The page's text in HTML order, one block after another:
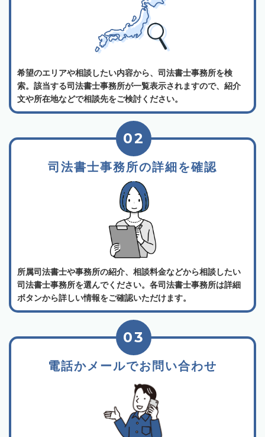
希望のエリアや相談したい内容から、司法書士事務所を検
索。該当する司法書士事務所が一覧表示されますので、紹介
文や所在地などで相談先をご検討ください。
司法書士事務所の詳細を確認
02
所属司法書士や事務所の紹介、相談料金などから相談したい
司法書士事務所を選んでください。各司法書士事務所は詳細
ボタンから詳しい情報をご確認いただけます。
電話かメールでお問い合わせ
03